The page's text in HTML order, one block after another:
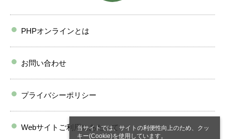
当サイトでは、サイトの利便性向上のため、クッ
キー(Cookie)を使用しています。
PHPオンラインとは
お問い合わせ
プライバシーポリシー
Webサイトご利用にあたって